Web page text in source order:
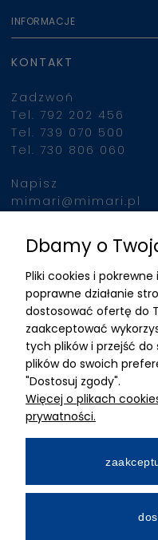
INFORMACJE
KONTAKT
Zadzwoń
Tel. 792 202 456
Tel. 739 070 500
Tel. 730 806 060
Napisz
mimari@mimari.pl
Znajdziesz nas
ADRES
MIMARI sp z o.o.
ul. Kurkowa 12
50-210 Wrocław
Dane rejestracyjne
NIP:8982325327
Wpłacony w całości
Numer konta
Dbamy o
Pliki cookies i
poprawne działanie
dostosować ofertę do
zaakceptować
tych plików i przejść
plików do swoich
"Dostosuj zgody".
Więcej o plikach
prywatności.